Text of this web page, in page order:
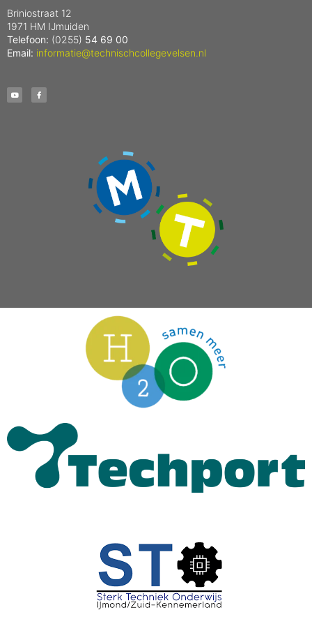
Briniostraat 12
1971 HM IJmuiden
Telefoon: (0255) 54 69 00
Email: informatie@technischcollegevelsen.nl